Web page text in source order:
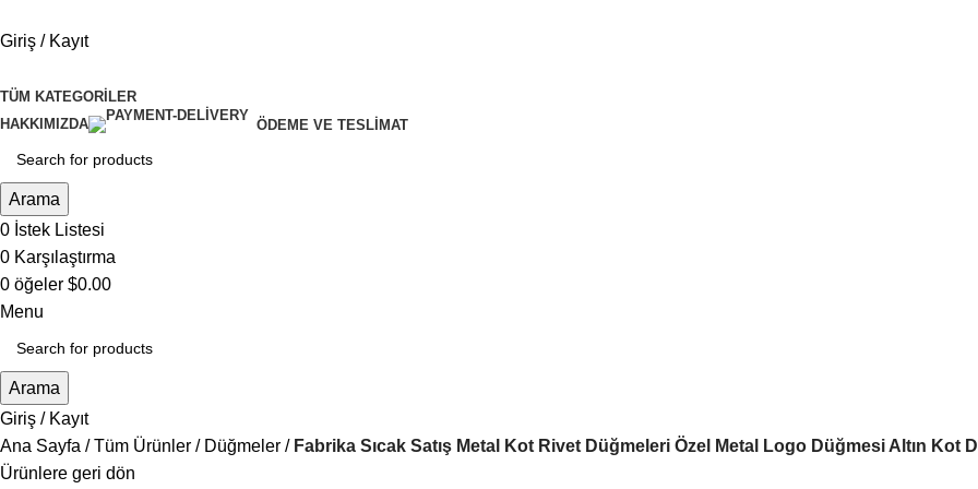
Giriş / Kayıt
TÜM KATEGORILER
HAKKIMIZDA
ÖDEME VE TESLIMAT
Arama
0 İstek Listesi
0 Karşılaştırma
0 öğeler $0.00
Menu
Arama
Giriş / Kayıt
Ana Sayfa
Tüm Ürünler Düğmeler
Fabrika Sıcak Satış Metal Kot Rivet Düğmeleri Özel Metal Logo Düğmesi Altın Kot
Ürünlere geri dön